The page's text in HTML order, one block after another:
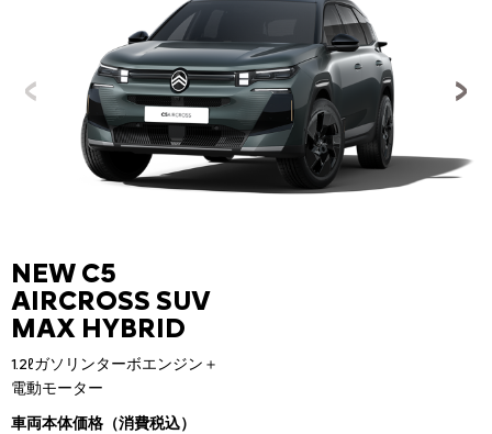
NEW C5
AIRCROSS SUV
MAX HYBRID
1.2ℓガソリンターボエンジン＋
電動モーター
車両本体価格（消費税込）